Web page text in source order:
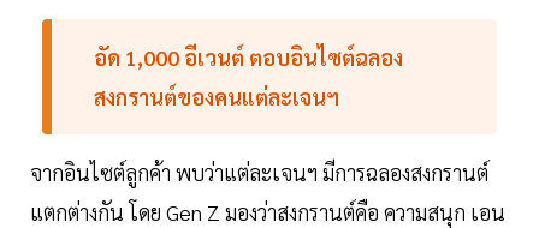
อัด 1,000 อีเวนต์ ตอบอินไซต์ฉลอง
สงกรานต์ของคนแต่ละเจนฯ
จากอินไซต์ลูกค้า พบว่าแต่ละเจนฯ มีการฉลองสงกรานต์
แตกต่างกัน โดย Gen Z มองว่าสงกรานต์คือ ความสนุก เอน